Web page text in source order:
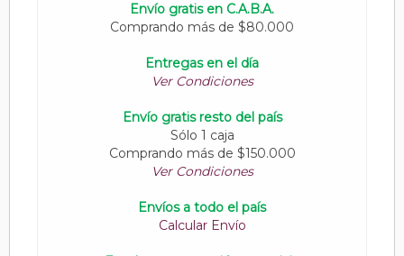
Envío gratis en C.A.B.A.
Comprando más de $80.000
Entregas en el día
Ver Condiciones
Envío gratis resto del país
Sólo 1 caja
Comprando más de $150.000
Ver Condiciones
Envíos a todo el país
Calcular Envío